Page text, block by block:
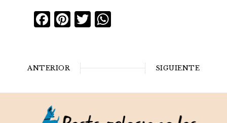
Facebook
Pinterest
Twitter
WhatsApp
ANTERIOR SIGUIENTE